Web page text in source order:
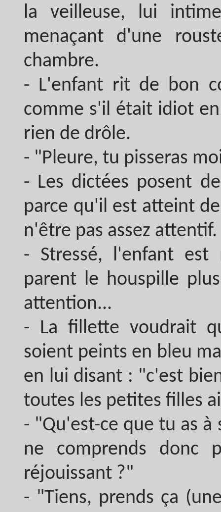
la veilleuse, lui
menaçant d'une
chambre.
- L'enfant rit de bon
comme s'il était idiot
rien de drôle.
- "Pleure, tu pisseras
- Les dictées posent
parce qu'il est atteint
n'être pas assez attentif.
- Stressé, l'enfant
parent le houspille
attention...
- La fillette voudrait
soient peints en bleu
en lui disant : "c'est
toutes les petites filles
- "Qu'est-ce que tu as
ne comprends
réjouissant ?"
- "Tiens, prends ça